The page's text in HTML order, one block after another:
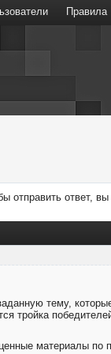
Правила
отправить ответ,
тему,
тройка
материалы по